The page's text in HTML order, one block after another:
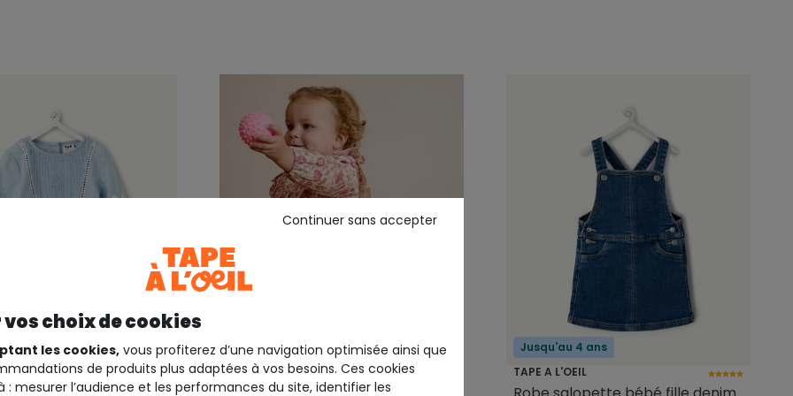
Jusqu'au 4 ans
TAPE A L'OEIL
Jusqu'au 4 ans
TAPE A L'OEIL
vos choix de cookies
les cookies, vous profiterez d’une navigation optimisée ainsi que
de produits plus adaptées à vos besoins. Ces cookies
: mesurer l’audience et les performances du site, identifier les
Continuer sans accepter